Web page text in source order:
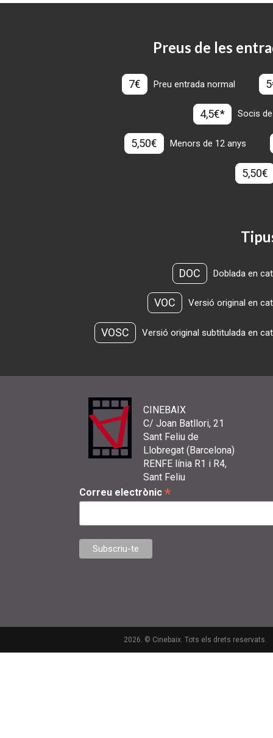
Preus de les
7€ Preu entrada normal
4,5€* Socis
5,50€ Menors de 12 anys
5,50€
DOC Doblada en
VOC Versió original en
VOSC Versió original subtitulada en
CINEBAIX
C/ Joan Batllori, 21
Sant Feliu de
Llobregat (Barcelona)
RENFE línia R1 i R4,
Sant Feliu
Correu electrònic *
2026. © Cinebaix. Tots els drets reservats.